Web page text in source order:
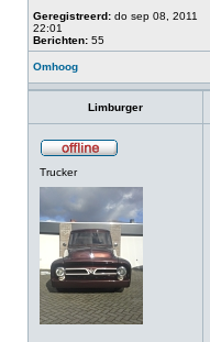
Geregistreerd: do sep 08, 2011
22:01
Berichten: 55
Omhoog
Limburger
Trucker